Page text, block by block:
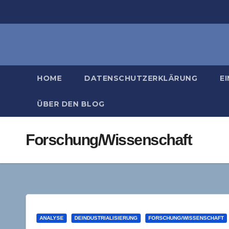
Inhalt
HOME DATENSCHUTZERKLÄRUNG
ÜBER DEN BLOG
Forschung/Wissenschaft
ANALYSE DEINDUSTRIALISIERUNG FORSCHUNG/WISSENSCHAFT